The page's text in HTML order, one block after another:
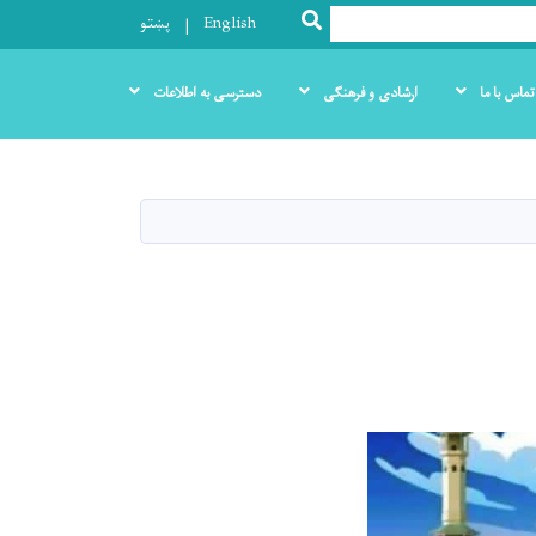
SEARCH
English پښتو
تماس با ما ارشادی و فرهنگی دسترسی به اطلاعات